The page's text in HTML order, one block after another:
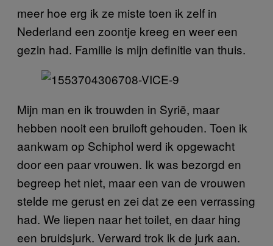
meer hoe erg ik ze miste toen ik zelf in
Nederland een zoontje kreeg en weer een
gezin had. Familie is mijn definitie van thuis.
Mijn man en ik trouwden in Syrië, maar
hebben nooit een bruiloft gehouden. Toen ik
aankwam op Schiphol werd ik opgewacht
door een paar vrouwen. Ik was bezorgd en
begreep het niet, maar een van de vrouwen
stelde me gerust en zei dat ze een verrassing
had. We liepen naar het toilet, en daar hing
een bruidsjurk. Verward trok ik de jurk aan.